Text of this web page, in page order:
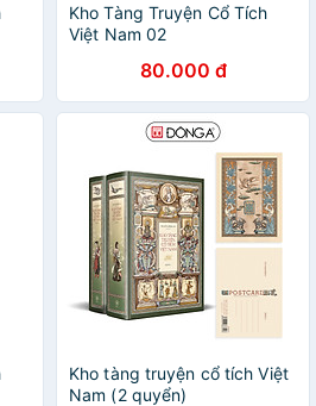
Kho Tàng Truyện Cổ Tích
Việt Nam 02
80.000 đ
Kho tàng truyện cổ tích Việt
Nam (2 quyển)